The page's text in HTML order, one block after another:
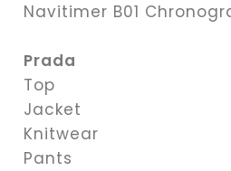
Navitimer B01
Prada
Top
Jacket
Knitwear
Pants